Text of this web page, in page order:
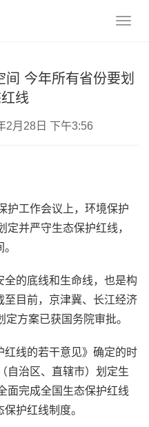
今年所有省份要划
线
2月28日 下午3:56
护工作会议上，环境保护
并严守生态保护红线，
的底线和生命线，也是构
至目前，京津冀、长江经济
方案已获国务院审批。
线的若干意见》确定的时
自治区、直辖市）划定生
面完成全国生态保护红线
护红线制度。